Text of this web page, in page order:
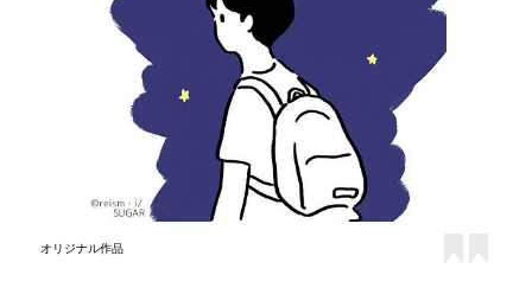
オリジナル作品